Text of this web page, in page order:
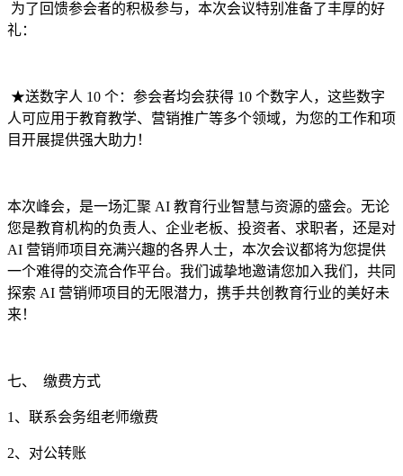
为了回馈参会者的积极参与，本次会议特别准备了丰厚的好
礼：
★送数字人 10 个：参会者均会获得 10 个数字人，这些数字
人可应用于教育教学、营销推广等多个领域，为您的工作和项
目开展提供强大助力！
本次峰会，是一场汇聚 AI 教育行业智慧与资源的盛会。无论
您是教育机构的负责人、企业老板、投资者、求职者，还是对
AI 营销师项目充满兴趣的各界人士，本次会议都将为您提供
一个难得的交流合作平台。我们诚挚地邀请您加入我们，共同
探索 AI 营销师项目的无限潜力，携手共创教育行业的美好未
来！
七、 缴费方式
1、联系会务组老师缴费
2、对公转账